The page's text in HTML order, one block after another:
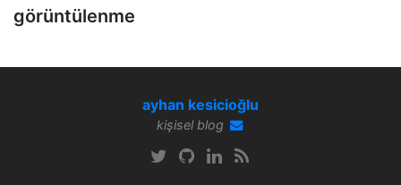
görüntülenme
ayhan kesicioğlu
kişisel blog